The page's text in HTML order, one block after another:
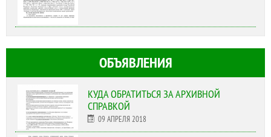
ОБЪЯВЛЕНИЯ
КУДА ОБРАТИТЬСЯ ЗА АРХИВНОЙ
СПРАВКОЙ
09 АПРЕЛЯ 2018